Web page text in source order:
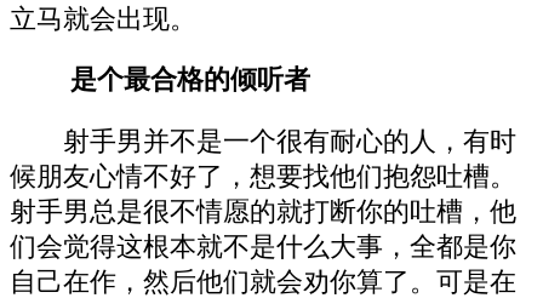
立马就会出现。
是个最合格的倾听者
射手男并不是一个很有耐心的人，有时
候朋友心情不好了，想要找他们抱怨吐槽。
射手男总是很不情愿的就打断你的吐槽，他
们会觉得这根本就不是什么大事，全都是你
自己在作，然后他们就会劝你算了。可是在